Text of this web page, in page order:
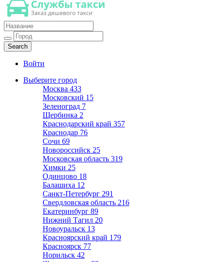
Такси недорогое
Заказ хорошего дешевого такси
Войти
Выберите город
Москва 433
Московский 15
Зеленоград 7
Щербинка 2
Краснодарский край 357
Краснодар 76
Сочи 69
Новороссийск 25
Московская область 319
Химки 25
Одинцово 18
Балашиха 12
Санкт-Петербург 291
Свердловская область 216
Екатеринбург 89
Нижний Тагил 20
Новоуральск 13
Красноярский край 179
Красноярск 77
Норильск 42